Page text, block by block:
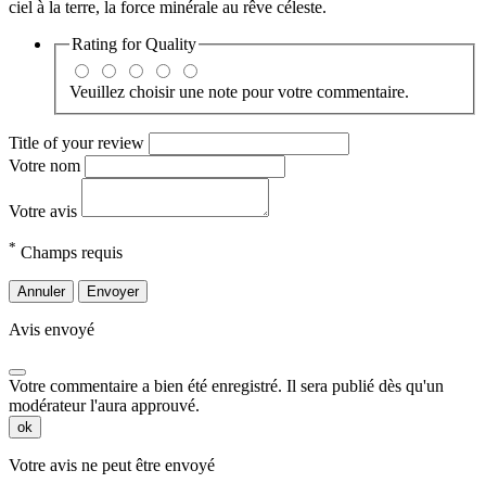
ciel à la terre, la force minérale au rêve céleste.
Rating forQuality
Veuillez choisir une note pour votre commentaire.
Title of your review
Votre nom
Votre avis
* Champs requis
Annuler Envoyer
Avis envoyé
Votre commentaire a bien été enregistré. Il sera publié dès qu'un
modérateur l'aura approuvé.
ok
Votre avis ne peut être envoyé